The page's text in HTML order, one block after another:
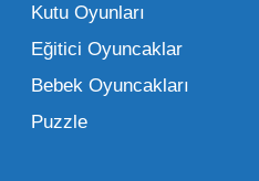
Müşterileriniz bir
demek, marka
bir oyuncak toptan
Kutu Oyunları
Eğitici Oyuncaklar
Bebek Oyuncakları
Puzzle